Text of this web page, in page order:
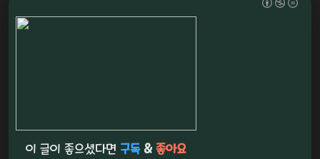
이 글이 좋으셨다면 구독& 좋아요